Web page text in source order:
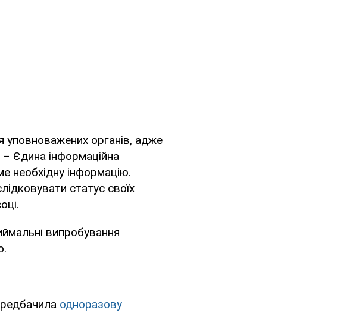
уповноважених органів, адже
– Єдина інформаційна
необхідну інформацію.
статус своїх
випробування
одноразову